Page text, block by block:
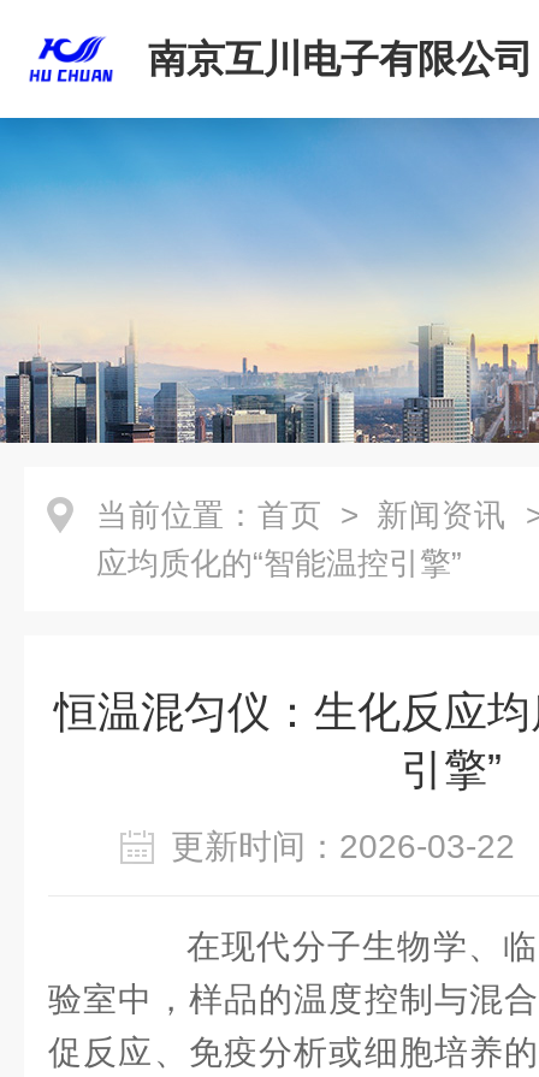
南京互川电子有限公司
当前位置： 首页 > 新闻资讯
应均质化的“智能温控引擎”
恒温混匀仪：生化反应
引擎”
更新时间：2026-03-
在现代分子生物学、临
验室中，样品的温度控制与混
促反应、免疫分析或细胞培养